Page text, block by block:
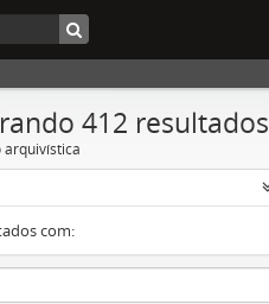
412 resultados
arquivística
com: